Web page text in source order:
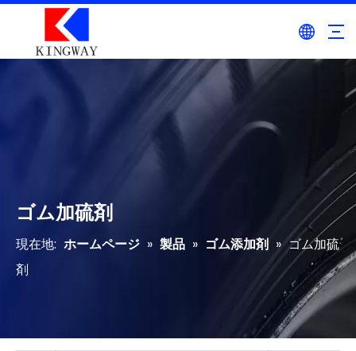
ゴム加硫剤
現在地: ホームページ » 製品 » ゴム添加剤 » ゴム加硫
剤